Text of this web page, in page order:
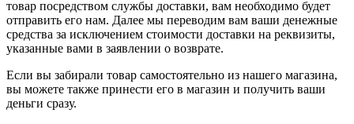
товар посредством службы доставки, вам необходимо будет
отправить его нам. Далее мы переводим вам ваши денежные
средства за исключением стоимости доставки на реквизиты,
указанные вами в заявлении о возврате.
Если вы забирали товар самостоятельно из нашего магазина,
вы можете также принести его в магазин и получить ваши
деньги сразу.